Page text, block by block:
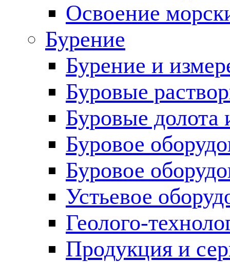
Освоение
Бурение
Бурение и
Буровые
Буровые долота
Буровое
Буровое
Устьевое
Геолого-
Продукция и